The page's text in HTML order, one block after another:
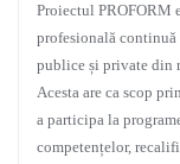
Proiectul PROFORM
profesională
publice și private din
Acesta are ca scop
a participa la
competențelor,